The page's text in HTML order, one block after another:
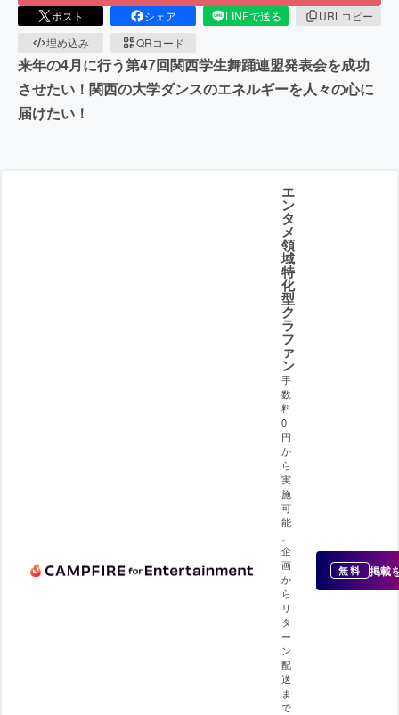
ポスト シェア LINEで送る
URLコピー
埋め込み
QRコード
来年の4月に行う第47回関西学生舞踊連盟発表会を成功
させたい！関西の大学ダンスのエネルギーを人々の心に
届けたい！
エ
ン
タ
メ
領
域
特
化
型
ク
ラ
フ
ァ
ン
手
数
料
0
円
か
ら
実
施
可
能
企
画
か
ら
リ
タ
ー
ン
配
送
ま
で
無料 掲載